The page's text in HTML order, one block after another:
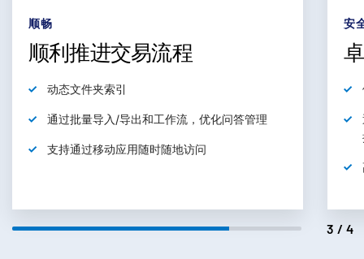
顺畅
顺利推进交易流程
动态文件夹索引
通过批量导入/导出和工作流， 优化问答管理
支持通过移动应用随时随地访问
安
3/4